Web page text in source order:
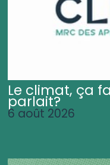
Le climat, ça
parlait?
6 août 2026